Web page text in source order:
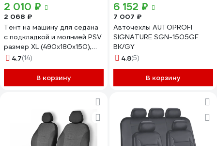
2 010 ₽
2 068 ₽
Тент на машину для седана
с подкладкой и молнией PSV
размер XL (490x180x150),
Серый 138033
4.7(14)
В корзину
6 152 ₽
7 007 ₽
Авточехлы AUTOPROFI
SIGNATURE SGN-1505GF
BK/GY
4.8(5)
В корзину